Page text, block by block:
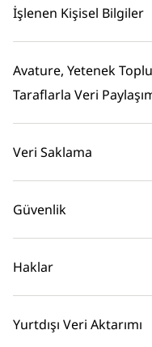
İşlenen Kişisel Bilgiler
Avature, Yetenek
Taraflarla Veri
Veri Saklama
Güvenlik
Haklar
Yurtdışı Veri Aktarımı